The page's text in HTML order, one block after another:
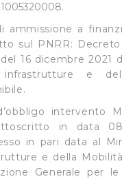
ammissione a
sul PNRR:
del 16 dicembre 2021
e
intervento
in data
in pari data al
e della
Generale per